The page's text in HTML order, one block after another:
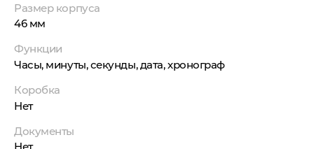
Размер корпуса
46 мм
Функции
Часы, минуты, секунды, дата, хронограф
Коробка
Нет
Документы